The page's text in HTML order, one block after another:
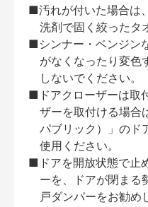
■汚れが付いた場合は
洗剤で固く絞ったタ
■シンナー・ベンジン
がなくなったり変色
しないでください。
■ドアクローザーは取
ザーを取付ける場
パブリック）」のド
使用ください。
■ドアを開放状態で止
ーを、ドアが閉まる
戸ダンパーをお勧め